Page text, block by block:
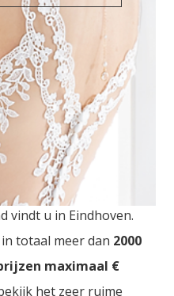
Trouwjurken
vindt u in Eindhoven.
totaal meer dan 2000
maximaal €
het zeer ruime